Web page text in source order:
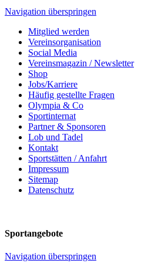
Navigation überspringen
Mitglied werden
Vereinsorganisation
Social Media
Vereinsmagazin / Newsletter
Shop
Jobs/Karriere
Häufig gestellte Fragen
Olympia & Co
Sportinternat
Partner & Sponsoren
Lob und Tadel
Kontakt
Sportstätten / Anfahrt
Impressum
Sitemap
Datenschutz
Sportangebote
Navigation überspringen